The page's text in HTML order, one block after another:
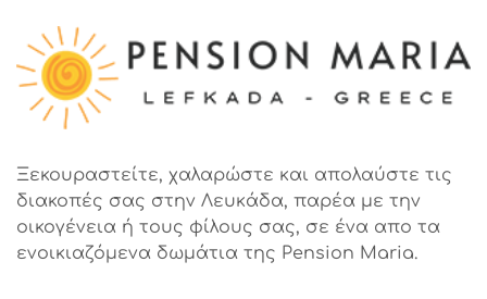
Ξεκουραστείτε, χαλαρώστε και απολαύστε τις
διακοπές σας στην Λευκάδα, παρέα με την
οικογένεια ή τους φίλους σας, σε ένα απο τα
ενοικιαζόμενα δωμάτια της Pension Maria.